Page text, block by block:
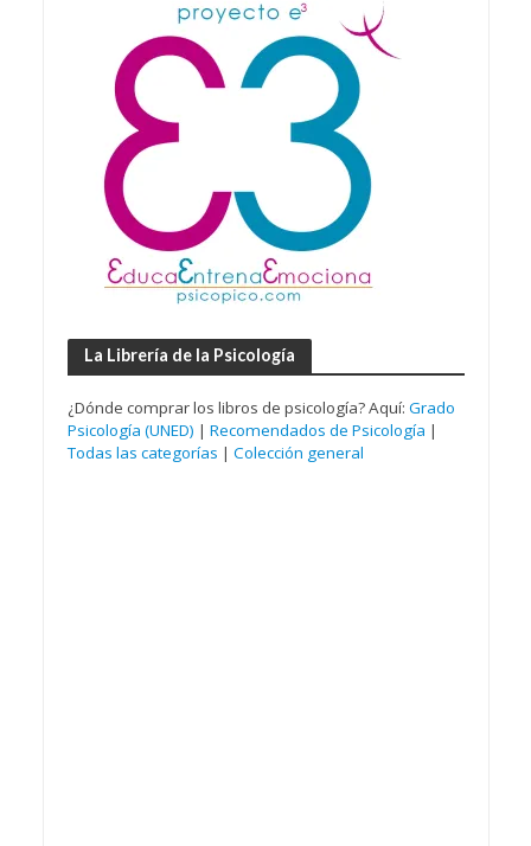
La Librería de la Psicología
¿Dónde comprar los libros de psicología? Aquí: Grado
Psicología (UNED) | Recomendados de Psicología |
Todas las categorías | Colección general